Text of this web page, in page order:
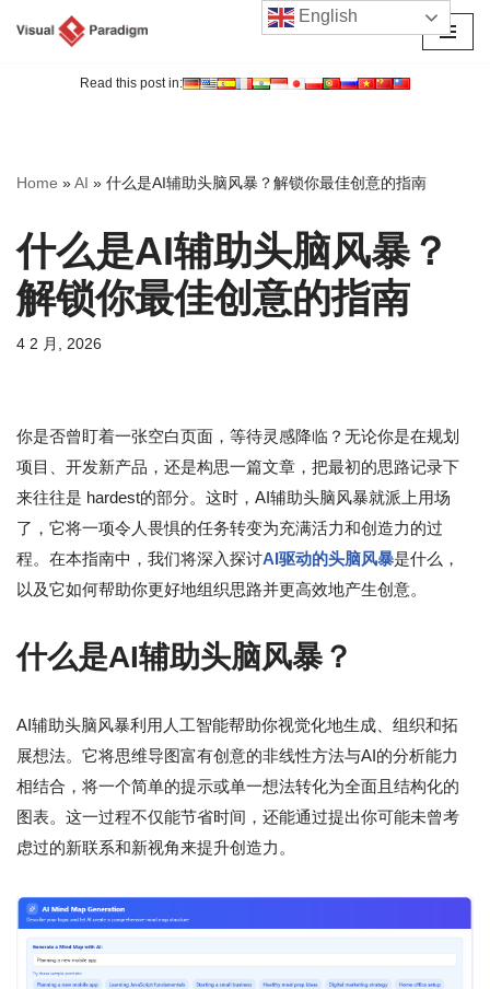
Read this post in:
Home »AI » 什么是AI辅助头脑风暴？解锁你最佳创意的指南
什么是AI辅助头脑风暴？
解锁你最佳创意的指南
4 2 月, 2026
你是否曾盯着一张空白页面，等待灵感降临？无论你是在规划
项目、开发新产品，还是构思一篇文章，把最初的思路记录下
来往往是 hardest的部分。这时，AI辅助头脑风暴就派上用场
了，它将一项令人畏惧的任务转变为充满活力和创造力的过
程。在本指南中，我们将深入探讨AI驱动的头脑风暴是什么，
以及它如何帮助你更好地组织思路并更高效地产生创意。
什么是AI辅助头脑风暴？
AI辅助头脑风暴利用人工智能帮助你视觉化地生成、组织和拓
展想法。它将思维导图富有创意的非线性方法与AI的分析能力
相结合，将一个简单的提示或单一想法转化为全面且结构化的
图表。这一过程不仅能节省时间，还能通过提出你可能未曾考
虑过的新联系和新视角来提升创造力。
English